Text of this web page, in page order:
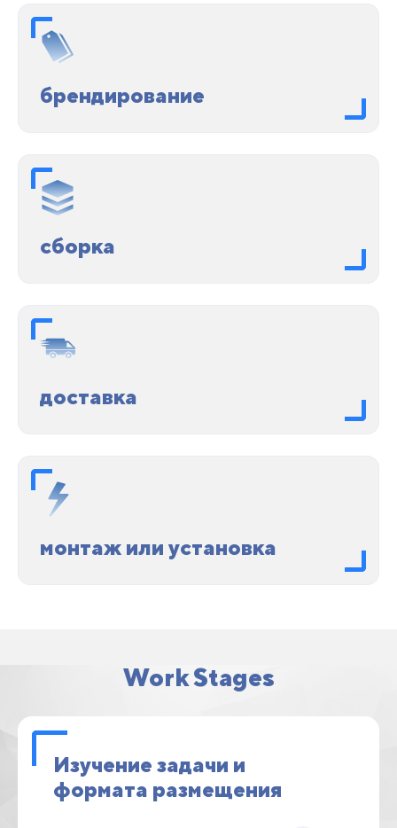
брендирование
сборка
доставка
монтаж или установка
Work Stages
Изучение задачи и
формата размещения